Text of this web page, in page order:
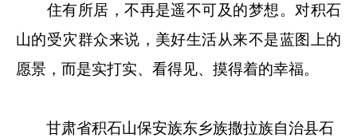
住有所居，不再是遥不可及的梦想。对积石
山的受灾群众来说，美好生活从来不是蓝图上的
愿景，而是实打实、看得见、摸得着的幸福。
甘肃省积石山保安族东乡族撒拉族自治县石